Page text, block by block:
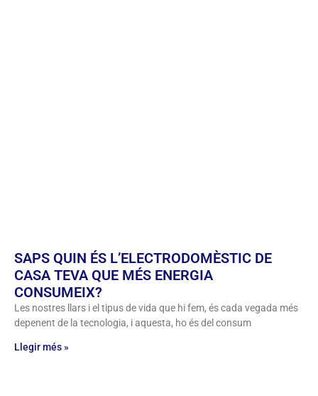
SAPS QUIN ÉS L’ELECTRODOMÈSTIC DE
CASA TEVA QUE MÉS ENERGIA
CONSUMEIX?
Les nostres llars i el tipus de vida que hi fem, és cada vegada més
depenent de la tecnologia, i aquesta, ho és del consum
Llegir més »